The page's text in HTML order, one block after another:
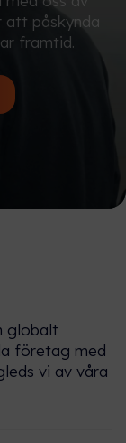
att påskynda
framtid.
globalt
företag med
vi av våra